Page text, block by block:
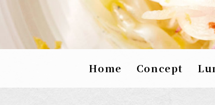
Home Concept